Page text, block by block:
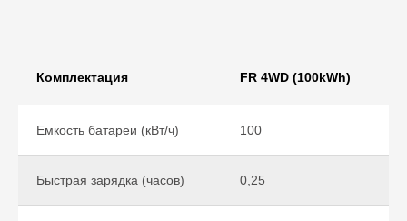
Комплектация FR 4WD (100kWh)
Емкость батареи (кВт/ч) 100
Быстрая зарядка (часов) 0,25